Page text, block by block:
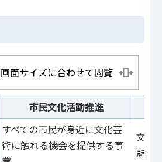
画面サイズに合わせて閲覧
市民文化活動推進
すべての市民が身近に文化芸
術に触れる機会を提供する事
文化
魅力